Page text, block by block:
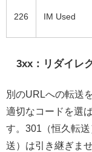
226 IM Used
3xx：リダイレ
別のURLへの転送
適切なコードを選
す。301（恒久転
送）は引き継ぎま